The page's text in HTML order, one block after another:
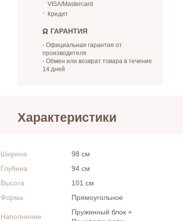
VISA/Mastercard
Кредит
ГАРАНТИЯ
- Официальная гарантия от
производителя
- Обмен или возврат товара в течение
14 дней
Характеристики
Ширина
98 см
Глубина
94 см
Высота
101 см
Форма
Прямоугольное
Наполнение
Пружинный блок +